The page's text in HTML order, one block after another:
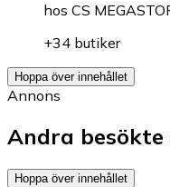
hos CS
+34 butiker
Hoppa över innehållet
Annons
Andra besökte
Hoppa över innehållet